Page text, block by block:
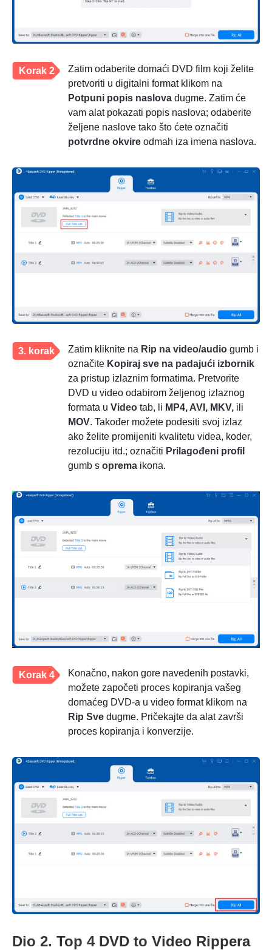
Korak 2
Zatim odaberite domaći DVD film koji želite
pretvoriti u digitalni format klikom na
Potpuni popis naslova dugme. Zatim će
vam alat pokazati popis naslova; odaberite
željene naslove tako što ćete označiti
potvrdne okvire odmah iza imena naslova.
3. korak Zatim kliknite na Rip na video/audio gumb i
označite Kopiraj sve na padajući izbornik
za pristup izlaznim formatima. Pretvorite
DVD u video odabirom željenog izlaznog
formata u Video tab, li MP4, AVI, MKV, ili
MOV. Također možete podesiti svoj izlaz
ako želite promijeniti kvalitetu videa, koder,
rezoluciju itd.; označiti Prilagođeni profil
gumb s oprema ikona.
Korak 4
Konačno, nakon gore navedenih postavki,
možete započeti proces kopiranja vašeg
domaćeg DVD-a u video format klikom na
Rip Sve dugme. Pričekajte da alat završi
proces kopiranja i konverzije.
Dio 2. Top 4 DVD to Video Rippera